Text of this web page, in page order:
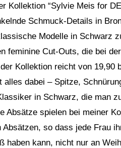
Kollektion “Sylvie Meis for
Schmuck-Details in
Modelle in Schwarz
feminine Cut-Outs, die bei
Kollektion reicht von 19,90
alles dabei – Spitze,
in Schwarz, die man
Absätze spielen bei meiner
so dass jede Frau
haben kann, nicht nur an